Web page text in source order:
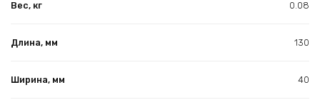
Вес, кг 0.08
Длина, мм 130
Ширина, мм 40